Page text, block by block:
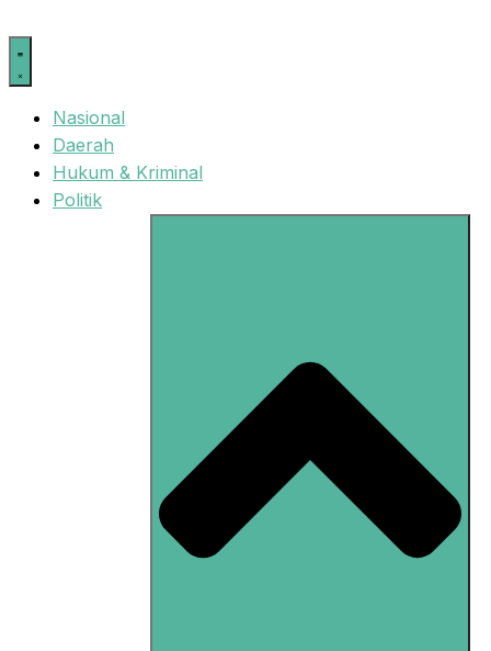
ke
isi
Nasional
Daerah
Hukum & Kriminal
Politik